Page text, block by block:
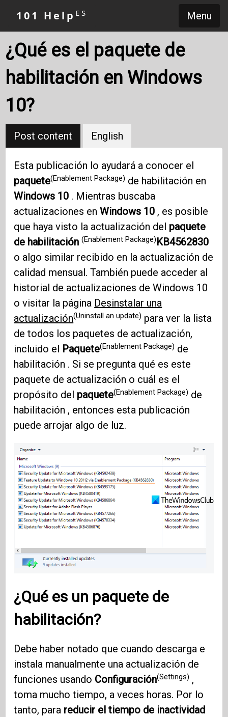
Menu
101 Help ES
¿Qué es el paquete de
habilitación en Windows
10?
Post content English
Esta publicación lo ayudará a conocer el
paquete(Enablement Package) de habilitación en
Windows 10 . Mientras buscaba
actualizaciones enWindows 10 , es posible
que haya visto la actualización del paquete
de habilitación(Enablement Package)KB4562830
o algo similar recibido en la actualización de
calidad mensual. También puede acceder al
historial de actualizaciones de Windows 10
o visitar la página Desinstalar una
actualización(Uninstall an update) para ver la lista
de todos los paquetes de actualización,
incluido el Paquete(Enablement Package) de
habilitación . Si se pregunta qué es este
paquete de actualización o cuál es el
propósito del paquete(Enablement Package) de
habilitación , entonces esta publicación
puede arrojar algo de luz.
¿Qué es un paquete de
habilitación?
Debe haber notado que cuando descarga e
instala manualmente una actualización de
funciones usando Configuración(Settings) ,
toma mucho tiempo, a veces horas. Por lo
tanto, para reducir el tiempo de inactividad